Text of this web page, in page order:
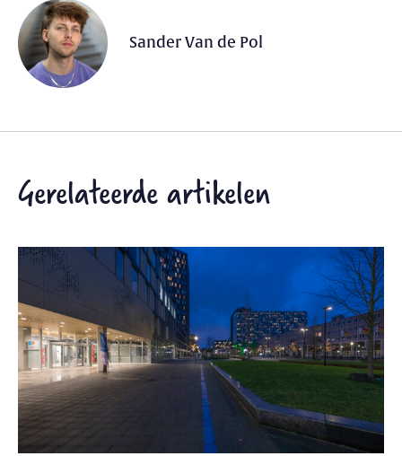
Sander Van de Pol
Gerelateerde artikelen